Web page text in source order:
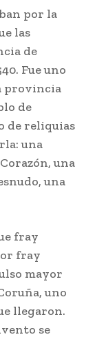
por la
las
de
Fue uno
provincia
de
de reliquias
una
una
una
fray
fray
mayor
uno
llegaron.
se